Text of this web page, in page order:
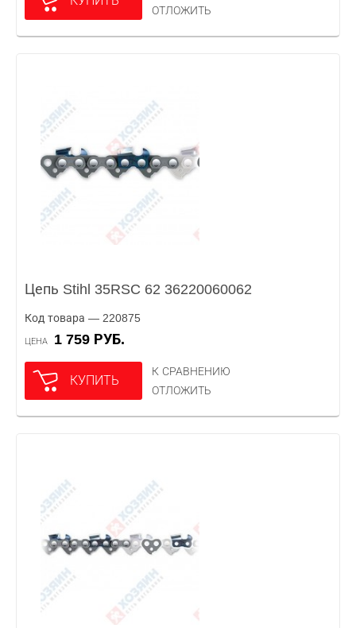
ОТЛОЖИТЬ
Цепь Stihl 35RSC 62 36220060062
Код товара — 220875
ЦЕНА 1 759 РУБ.
КУПИТЬ
К СРАВНЕНИЮ
ОТЛОЖИТЬ